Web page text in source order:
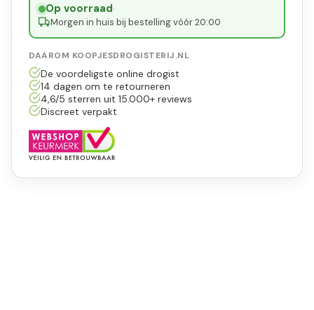
Op voorraad·
Morgen in huis bij bestelling vóór 20:00
DAAROM KOOPJESDROGISTERIJ.NL
De voordeligste online drogist
14 dagen om te retourneren
4,6/5 sterren uit 15.000+ reviews
Discreet verpakt